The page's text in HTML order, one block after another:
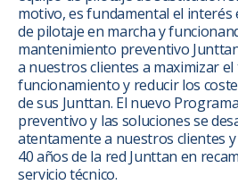
motivo, es fundamental el
de pilotaje en marcha y
mantenimiento preventivo
a nuestros clientes a maximizar
funcionamiento y reducir los
de sus Junttan. El nuevo
preventivo y las soluciones se
atentamente a nuestros clientes
40 años de la red Junttan en
servicio técnico.